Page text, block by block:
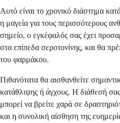
Αυτό είναι το χρονικό διάστημα
η μαγεία για τους περισσότερους
σημείο, ο εγκέφαλός σας έχει
στα επίπεδα σεροτονίνης, και θα
του φαρμάκου.
Πιθανότατα θα αισθανθείτε
κατάθλιψης ή άγχους. Η διάθεσή
μπορεί να βρείτε χαρά σε
και η συνολική αίσθηση της